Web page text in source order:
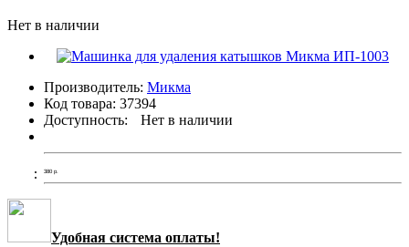
Нет в наличии
Производитель: Микма
Код товара: 37394
Доступность:
Нет в наличии
380 р.
Удобная система оплаты!